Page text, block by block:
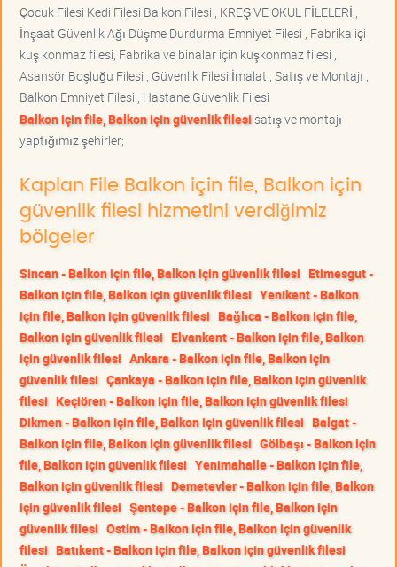
Çocuk Filesi Kedi Filesi Balkon Filesi , KREŞ VE OKUL FİLELERİ ,
İnşaat Güvenlik Ağı Düşme Durdurma Emniyet Filesi , Fabrika içi
kuş konmaz filesi, Fabrika ve binalar için kuşkonmaz filesi ,
Asansör Boşluğu Filesi , Güvenlik Filesi İmalat , Satış ve Montajı ,
Balkon Emniyet Filesi , Hastane Güvenlik Filesi
Balkon için file, Balkon için güvenlik filesisatış ve montajı
yaptığımız şehirler;
Kaplan File Balkon için file, Balkon için
güvenlik filesi hizmetini verdiğimiz
bölgeler
Sincan - Balkon için file, Balkon için güvenlik filesi Etimesgut -
Balkon için file, Balkon için güvenlik filesi Yenikent - Balkon
için file, Balkon için güvenlik filesi Bağlıca - Balkon için file,
Balkon için güvenlik filesi Elvankent - Balkon için file, Balkon
için güvenlik filesi Ankara - Balkon için file, Balkon için
güvenlik filesi Çankaya - Balkon için file, Balkon için güvenlik
filesi Keçiören - Balkon için file, Balkon için güvenlik filesi
Dikmen - Balkon için file, Balkon için güvenlik filesi Balgat -
Balkon için file, Balkon için güvenlik filesi Gölbaşı - Balkon için
file, Balkon için güvenlik filesi Yenimahalle - Balkon için file,
Balkon için güvenlik filesi Demetevler - Balkon için file, Balkon
için güvenlik filesi Şentepe - Balkon için file, Balkon için
güvenlik filesi Ostim - Balkon için file, Balkon için güvenlik
filesi Batıkent - Balkon için file, Balkon için güvenlik filesi